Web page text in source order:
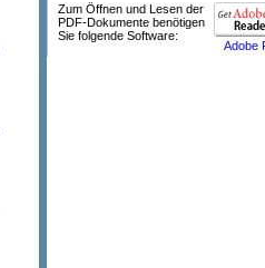
Zum Öffnen und Lesen der
PDF-Dokumente benötigen
Sie folgende Software:
Adobe